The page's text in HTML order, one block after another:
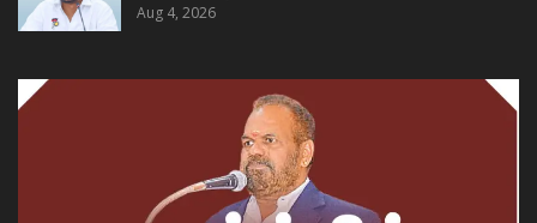
Aug 4, 2026